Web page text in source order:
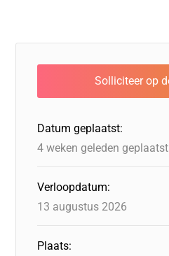
e
b
o
o
k
e
dI
n
o
d
o
n
a
d
s
s
A
p
Datum geplaatst:
4 weken geleden geplaatst
Verloopdatum:
13 augustus 2026
Plaats: